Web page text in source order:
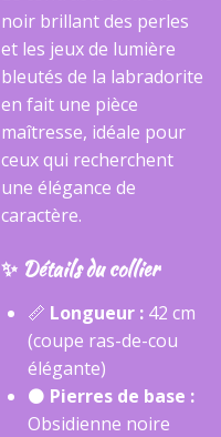
noir brillant des perles
et les jeux de lumière
bleutés de la labradorite
en fait une pièce
maîtresse, idéale pour
ceux qui recherchent
une élégance de
caractère.
​✨ Détails du collier
​📏 Longueur : 42 cm
(coupe ras-de-cou
élégante)
​⚫ Pierres de base :
Obsidienne noire